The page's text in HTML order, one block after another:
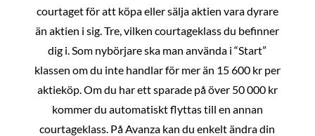
courtaget för att köpa eller sälja aktien vara dyrare
än aktien i sig. Tre, vilken courtageklass du befinner
dig i. Som nybörjare ska man använda i “Start”
klassen om du inte handlar för mer än 15 600 kr per
aktieköp. Om du har ett sparade på över 50 000 kr
kommer du automatiskt flyttas till en annan
courtageklass. På Avanza kan du enkelt ändra din